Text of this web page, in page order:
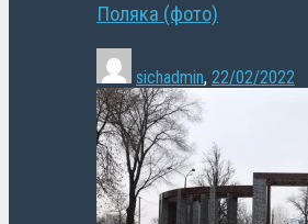
Поляка (фото)
sichadmin, 22/02/2022